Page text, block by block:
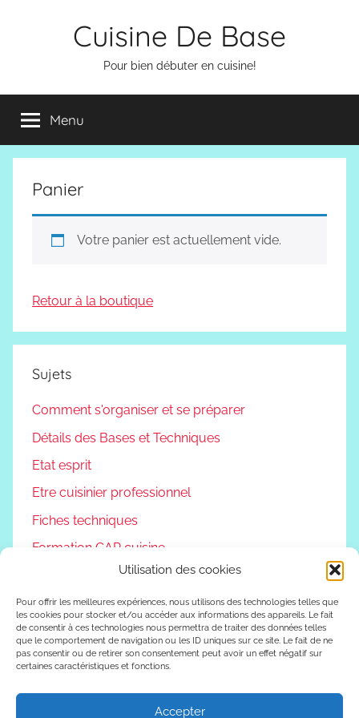
Utilisation des cookies
Pour offrir les meilleures expériences, nous utilisons des technologies telles que
les cookies pour stocker et/ou accéder aux informations des appareils. Le fait
de consentir à ces technologies nous permettra de traiter des données telles
que le comportement de navigation ou les ID uniques sur ce site. Le fait de ne
pas consentir ou de retirer son consentement peut avoir un effet négatif sur
certaines caractéristiques et fonctions.
Accepter
Cuisine De Base
Pour bien débuter en cuisine!
Menu
Panier
Votre panier est actuellement vide.
Retour à la boutique
Sujets
Comment s'organiser et se préparer
Détails des Bases et Techniques
Etat esprit
Etre cuisinier professionnel
Fiches techniques
Formation CAP cuisine
Podcast
Reconversion professionnelle
Vivre autrement